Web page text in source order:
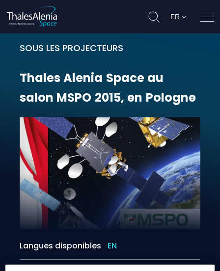
FR
SOUS LES PROJECTEURS
Thales Alenia Space au salon
ThalesAlenia Space au
salon MSPO 2015, en Pologne
Langues disponibles EN